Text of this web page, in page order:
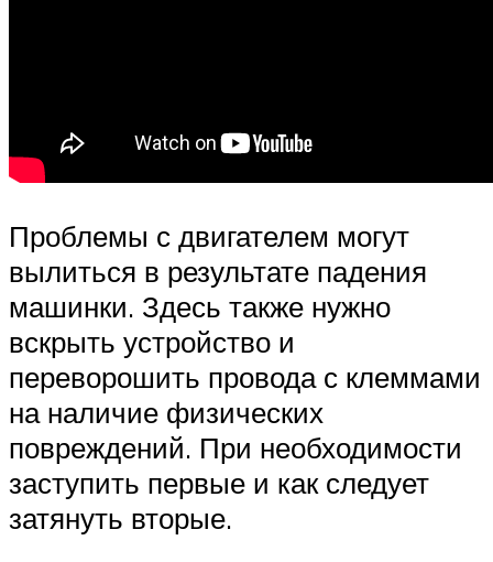
Проблемы с двигателем могут
вылиться в результате падения
машинки. Здесь также нужно
вскрыть устройство и
переворошить провода с клеммами
на наличие физических
повреждений. При необходимости
заступить первые и как следует
затянуть вторые.